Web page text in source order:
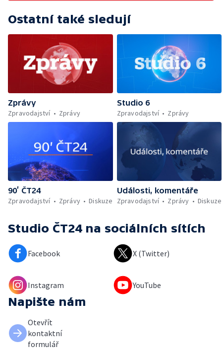
Ostatní také sledují
Zprávy
Zpravodajství
Zprávy
Studio 6
Zpravodajství
Zprávy
90’ ČT24
Zpravodajství
Zprávy Diskuze
Události, komentáře
Zpravodajství
Zprávy Diskuze
Studio ČT24 na sociálních sítích
Facebook X (Twitter)
Instagram YouTube
Napište nám
Otevřít
kontaktní
formulář